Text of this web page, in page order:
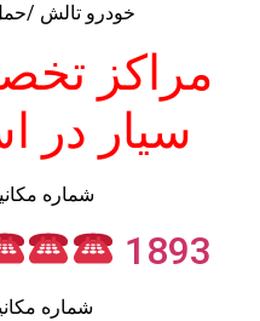
خودرو تالش /
مراکز
سیار در
شماره
1893
شماره